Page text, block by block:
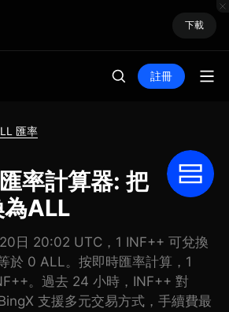
下載
註冊
匯率
率計算器: 把
ALL
日 20:02 UTC，1 INF++ 可兌換
於 0 ALL。按即時匯率計算，1
。過去 24 小時，INF++ 對
支援多元交易方式，手續費最